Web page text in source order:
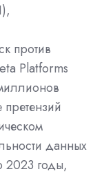
против
Platforms
данных
2023 годы,